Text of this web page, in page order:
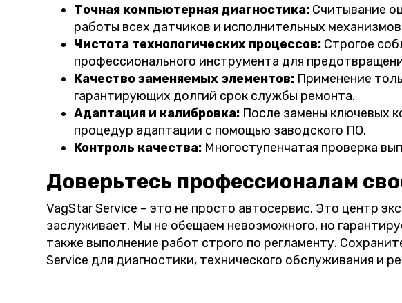
Точная компьютерная диагностика: Считывание
работы всех датчиков и исполнительных
Чистота технологических процессов: Строгое
профессионального инструмента для
Качество заменяемых элементов: Применение
гарантирующих долгий срок службы ремонта.
Адаптация и калибровка: После замены ключевых
процедур адаптации с помощью заводского ПО.
Контроль качества: Многоступенчатая проверка
Доверьтесь профессионалам
VagStar Service – это не просто автосервис. Это центр
заслуживает. Мы не обещаем невозможного, но
также выполнение работ строго по регламенту.
Service для диагностики, технического обслуживания и